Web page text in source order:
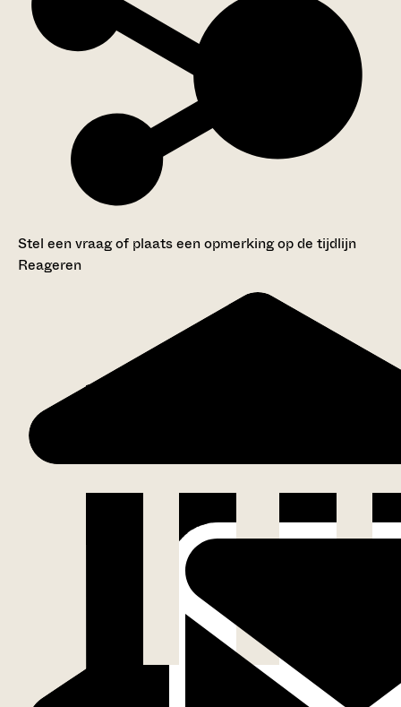
Stel een vraag of plaats een opmerking op de tijdlijn
Reageren